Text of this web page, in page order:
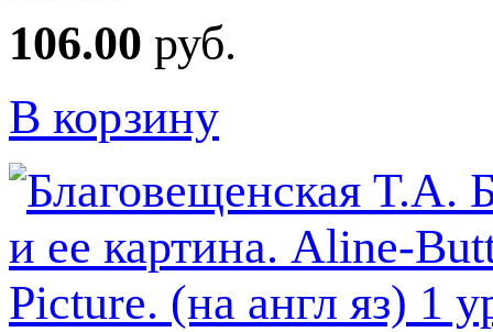
106.00 руб.
В корзину